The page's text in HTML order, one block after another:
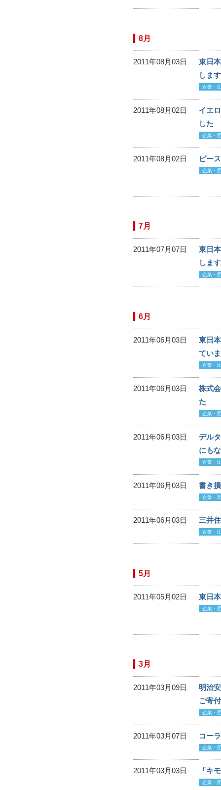
8月
2011年08月03日
東日
します
企業・
2011年08月02日
イエ
した
企業・
2011年08月02日 ピー
企業・
7月
2011年07月07日
東日
します
企業・
6月
2011年06月03日
東日
てい
企業・
2011年06月03日
株式
た
企業・
2011年06月03日
デル
にも
企業・
2011年06月03日 書き
企業・
2011年06月03日 三井
企業・
5月
2011年05月02日 東日
企業・
3月
2011年03月09日
明治
ご寄
企業・
2011年03月07日 コー
企業・
2011年03月03日 「キ
企業・